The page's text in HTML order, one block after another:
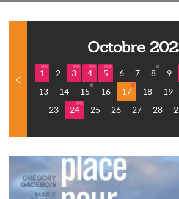
Octobre
1 2 3 4 5 6 7 8 9
13
14 15 16 17 18 19
23
24 25 26 27 28